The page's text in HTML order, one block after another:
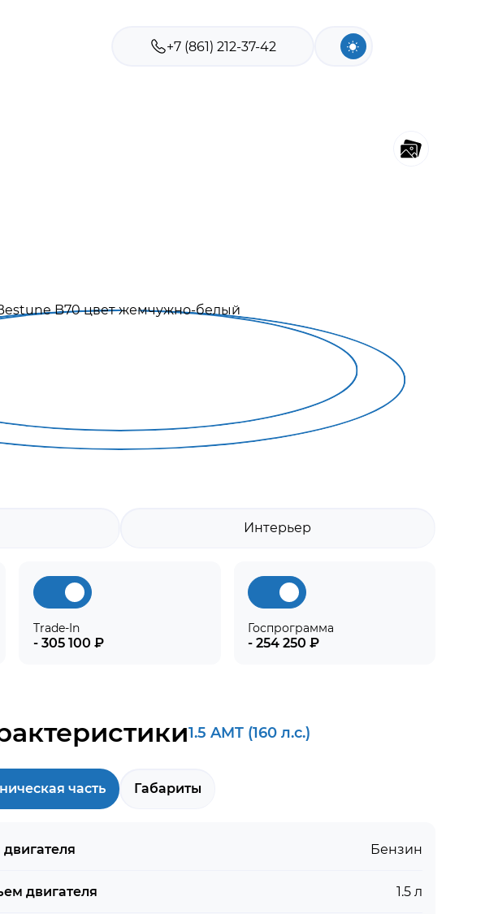
+7 (861) 212-37-42
Интерьер
Trade-In
- 305 100 ₽
Госпрограмма
- 254 250 ₽
1.5 AMT (160 л.с.)
часть Габариты
Бензин
двигателя 1.5 л